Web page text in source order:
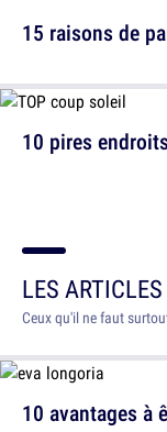
15 raisons de
10 pires
LES ARTICLES
Ceux qu'il ne faut
10 avantages à